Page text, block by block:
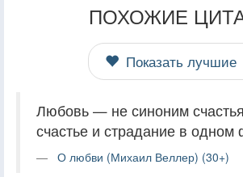
ПОХОЖИЕ
Показать лучшие
Любовь — не синоним
счастье и страдание в одном
О любви (Михаил Веллер) (30+)